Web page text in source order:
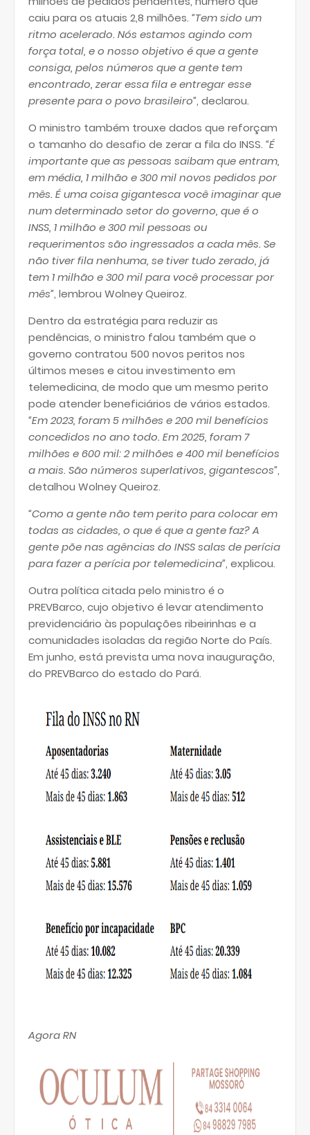
caiu para os atuais 2,8 milhões. “Tem sido um
ritmo acelerado. Nós estamos agindo com
força total, e o nosso objetivo é que a gente
consiga, pelos números que a gente tem
encontrado, zerar essa fila e entregar esse
presente para o povo brasileiro”, declarou.
O ministro também trouxe dados que reforçam
o tamanho do desafio de zerar a fila do INSS. “É
importante que as pessoas saibam que entram,
em média, 1 milhão e 300 mil novos pedidos por
mês. É uma coisa gigantesca você imaginar que
num determinado setor do governo, que é o
INSS, 1 milhão e 300 mil pessoas ou
requerimentos são ingressados a cada mês. Se
não tiver fila nenhuma, se tiver tudo zerado, já
tem 1 milhão e 300 mil para você processar por
mês”, lembrou Wolney Queiroz.
Dentro da estratégia para reduzir as
pendências, o ministro falou também que o
governo contratou 500 novos peritos nos
últimos meses e citou investimento em
telemedicina, de modo que um mesmo perito
pode atender beneficiários de vários estados.
“Em 2023, foram 5 milhões e 200 mil benefícios
concedidos no ano todo. Em 2025, foram 7
milhões e 600 mil: 2 milhões e 400 mil benefícios
a mais. São números superlativos, gigantescos”,
detalhou Wolney Queiroz.
“Como a gente não tem perito para colocar em
todas as cidades, o que é que a gente faz? A
gente põe nas agências do INSS salas de perícia
para fazer a perícia por telemedicina”, explicou.
Outra política citada pelo ministro é o
PREVBarco, cujo objetivo é levar atendimento
previdenciário às populações ribeirinhas e a
comunidades isoladas da região Norte do País.
Em junho, está prevista uma nova inauguração,
do PREVBarco do estado do Pará.
Agora RN